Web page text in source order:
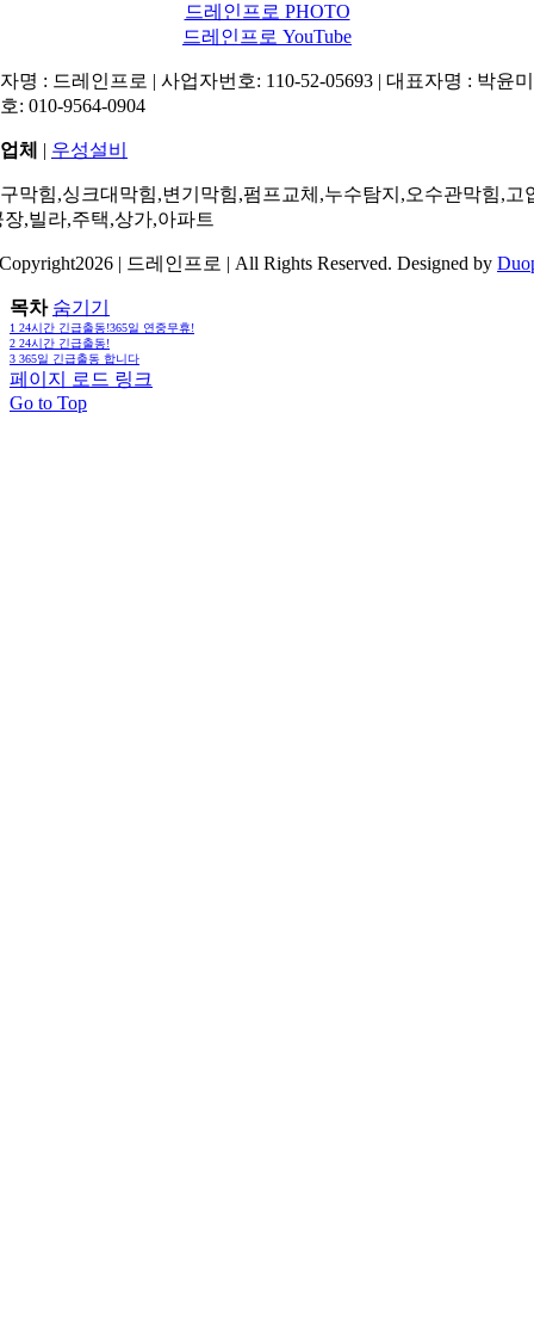
드레인프로 PHOTO
드레인프로 YouTube
명 : 드레인프로 | 사업자번호: 110-52-05693 | 대표자명 : 박윤
: 010-9564-0904
체 | 우성설비
막힘,싱크대막힘,변기막힘,펌프교체,누수탐지,오수관막힘,고
장,빌라,주택,상가,아파트
| 드레인프로 | All Rights Reserved. Designed by
목차 숨기기
1 24시간 긴급출동!365일 연중무휴!
2 24시간 긴급출동!
3 365일 긴급출동 합니다
페이지 로드 링크
Go to Top